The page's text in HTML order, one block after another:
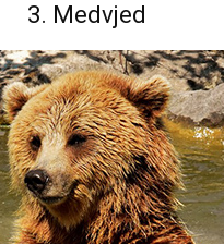
3. Medvjed